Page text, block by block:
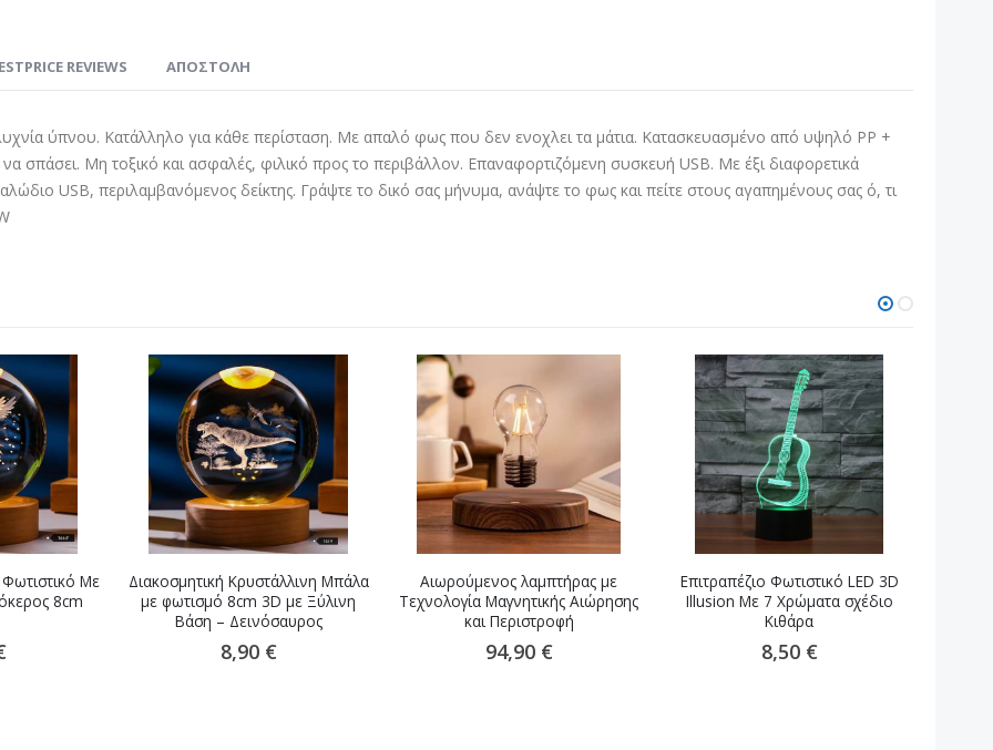
ύπνου. Κατάλληλο για κάθε περίσταση. Με απαλό φως που δεν ενοχλει τα μάτια. Κατασκευασμένο από υψηλό PP +
να σπάσει. Μη τοξικό και ασφαλές, φιλικό προς το περιβάλλον. Επαναφορτιζόμενη συσκευή USB. Με έξι διαφορετικά
USB, περιλαμβανόμενος δείκτης. Γράψτε το δικό σας μήνυμα, ανάψτε το φως και πείτε στους αγαπημένους σας ό, τι
REVIEWS ΑΠΟΣΤΟΛΗ
Με
8cm
Διακοσμητική Κρυστάλλινη Μπάλα
με φωτισμό 8cm 3D με Ξύλινη
Βάση – Δεινόσαυρος
8,90 €
Αιωρούμενος λαμπτήρας με
Τεχνολογία Μαγνητικής Αιώρησης
και Περιστροφή
94,90 €
Επιτραπέζιο Φωτιστικό LED 3D
Illusion Με 7 Χρώματα σχέδιο
Κιθάρα
8,50 €